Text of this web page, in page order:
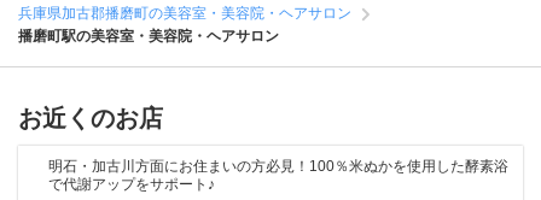
兵庫県加古郡播磨町の美容室・美容院・ヘアサロン
播磨町駅の美容室・美容院・ヘアサロン
お近くのお店
明石・加古川方面にお住まいの方必見！100％米ぬかを使用した酵素浴
で代謝アップをサポート♪